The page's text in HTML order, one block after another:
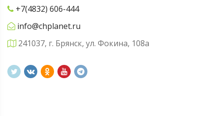
+7(4832) 606-444
info@chplanet.ru
241037, г. Брянск, ул. Фокина, 108а